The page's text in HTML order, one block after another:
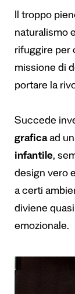
Il troppo
naturalismo
rifuggire per
missione di
portare la
Succede
graficaad
infantile,
design vero
a certi
diviene
emozionale.